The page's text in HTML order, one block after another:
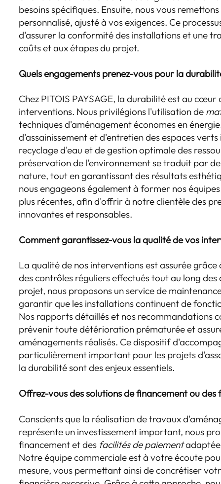
besoins spécifiques. Ensuite, nous vous
personnalisé, ajusté à vos exigences. Ce
d'assurer la conformité des installations et une
coûts et aux étapes du projet.
Quels engagements prenez-vous pour la
Chez PITOIS PAYSAGE, la durabilité est au cœur
interventions. Nous privilégions l'utilisation de
techniques d'aménagement économes en
d'assainissement et d'entretien des espaces
recyclage d'eau et de gestion optimale des
préservation de l'environnement se traduit par
nature, tout en garantissant des résultats
nous engageons également à former nos
plus récentes, afin d'offrir à notre clientèle des
innovantes et responsables.
Comment garantissez-vous la qualité de vos
La qualité de nos interventions est assurée grâce
des contrôles réguliers effectués tout au long des
projet, nous proposons un service de
garantir que les installations continuent de
Nos rapports détaillés et nos recommandations
prévenir toute détérioration prématurée et
aménagements réalisés. Ce dispositif
particulièrement important pour les projets
la durabilité sont des enjeux essentiels.
Offrez-vous des solutions de financement ou des
Conscients que la réalisation de travaux
représente un investissement important, nous
financement et des facilités de paiement
Notre équipe commerciale est à votre écoute
mesure, vous permettant ainsi de concrétiser